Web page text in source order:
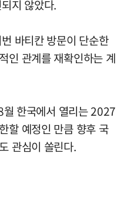
지 않았다.
바티칸 방문이 단순한
인 관계를 재확인하는 계
한국에서 열리는 2027
할 예정인 만큼 향후 국
관심이 쏠린다.